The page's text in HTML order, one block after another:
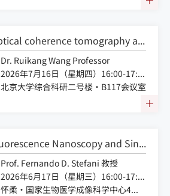
Optical coherence tomography and OCT angiography: principles and applications
Dr. Ruikang Wang Professor
2026年7月16日（星期四）16:00-17:00
北京大学综合科研二号楼·B117会议室
Fluorescence Nanoscopy and Single Molecule Tracking with True‬ Nanometric Resolution: STED-FRET, MINFLUX and Other Ways
Prof. Fernando D. Stefani 教授
2026年6月17日（星期三）16:00-17:00
怀柔·国家生物医学成像科学中心4号楼4103